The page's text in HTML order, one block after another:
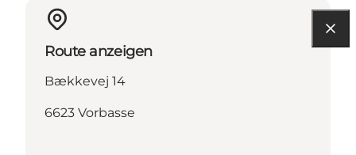
Route anzeigen
Bækkevej 14
6623 Vorbasse